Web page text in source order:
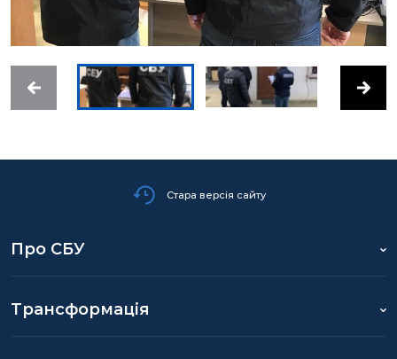
Стара версія сайту
Про СБУ
Трансформація